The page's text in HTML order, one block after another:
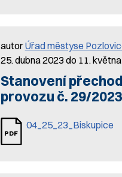
autorÚřad městyse
25. dubna 2023 do 11.
Stanovení
provozu č. 29/
04_25_23_Biskupice